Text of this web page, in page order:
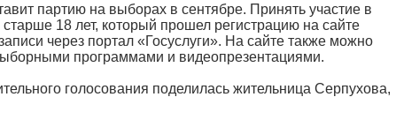
партию на выборах в сентябре. Принять участие в
18 лет, который прошел регистрацию на сайте
через портал «Госуслуги». На сайте также можно
программами и видеопрезентациями.
голосования поделилась жительница Серпухова,